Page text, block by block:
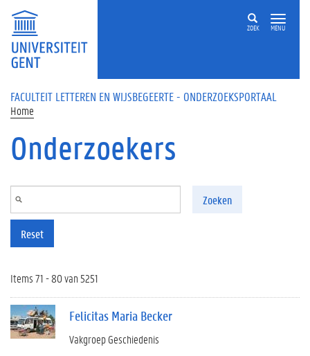
Overslaan en naar de inhoud gaan
ZOEK MENU
FACULTEIT LETTEREN EN WIJSBEGEERTE - ONDERZOEKSPORTAAL
Home
Onderzoekers
Zoeken
Reset
Items 71 - 80 van 5251
Felicitas Maria Becker
Vakgroep Geschiedenis